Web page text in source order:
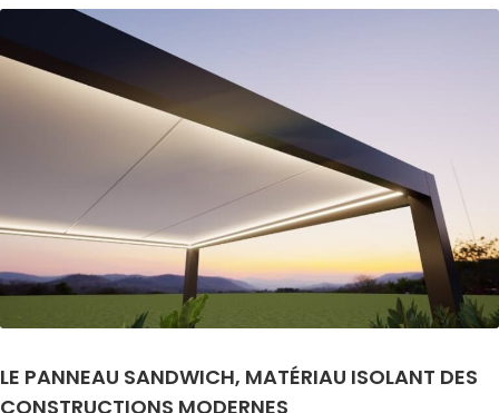
LE PANNEAU SANDWICH, MATÉRIAU ISOLANT DES
CONSTRUCTIONS MODERNES